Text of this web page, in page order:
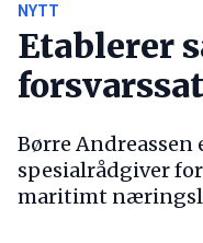
NYTT
Etablerer
Børre
spesialrådgiver
maritimt